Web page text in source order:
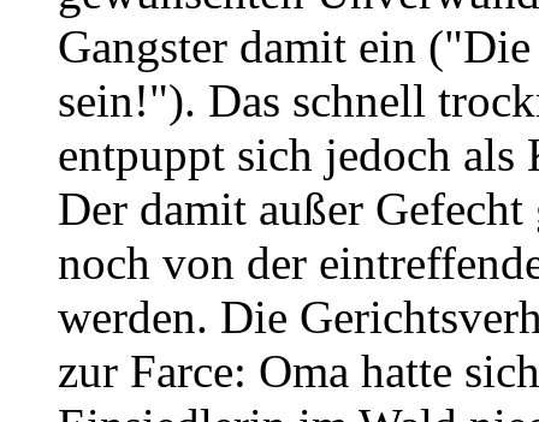
Gangster damit ein
sein!"). Das schnell
entpuppt sich jedoch als
Der damit außer
noch von der
werden. Die
zur Farce: Oma hatte